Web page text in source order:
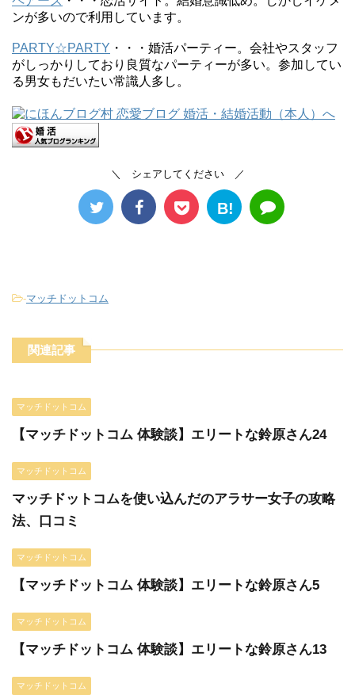
ンが多いので利用しています。
PARTY☆PARTY ・・・婚活パーティー。会社やスタッフ
がしっかりしており良質なパーティーが多い。参加してい
る男女もだいたい常識人多し。
＼ シェアしてください ／
B!
-マッチドットコム
関連記事
マッチドットコム
【マッチドットコム 体験談】エリートな鈴原さん24
マッチドットコム
マッチドットコムを使い込んだのアラサー女子の攻略
法、口コミ
マッチドットコム
【マッチドットコム 体験談】エリートな鈴原さん5
マッチドットコム
【マッチドットコム 体験談】エリートな鈴原さん13
マッチドットコム